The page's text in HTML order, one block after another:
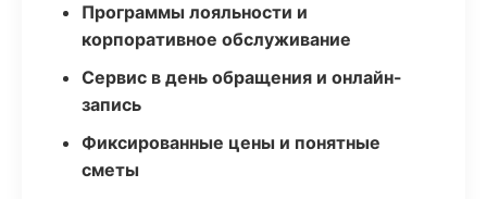
Программы лояльности и
корпоративное обслуживание
Сервис в день обращения и онлайн-
запись
Фиксированные цены и понятные
сметы